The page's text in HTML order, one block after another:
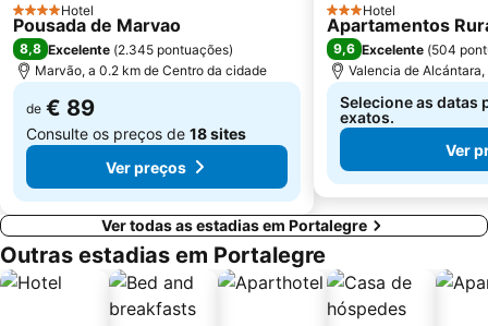
4 Estrelas
Hotel
Pousada de Marvao
8,8 Excelente (2.345 pontuações)
Marvão, a 0.2 km de Centro da cidade
de € 89
Consulte os preços de 18 sites
Ver preços
3 Estrelas
Hotel
Apartamentos
9,6 Excelente (504
Valencia de
Selecione as datas
exatos.
Ver
Ver todas as estadias em Portalegre
Outras estadias em Portalegre